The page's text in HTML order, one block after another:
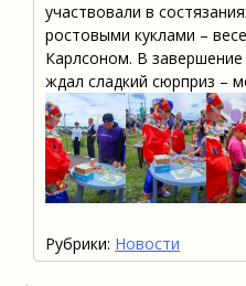
участвовали в
ростовыми куклами –
Карлсоном. В
ждал сладкий сюрприз –
Рубрики: Новости